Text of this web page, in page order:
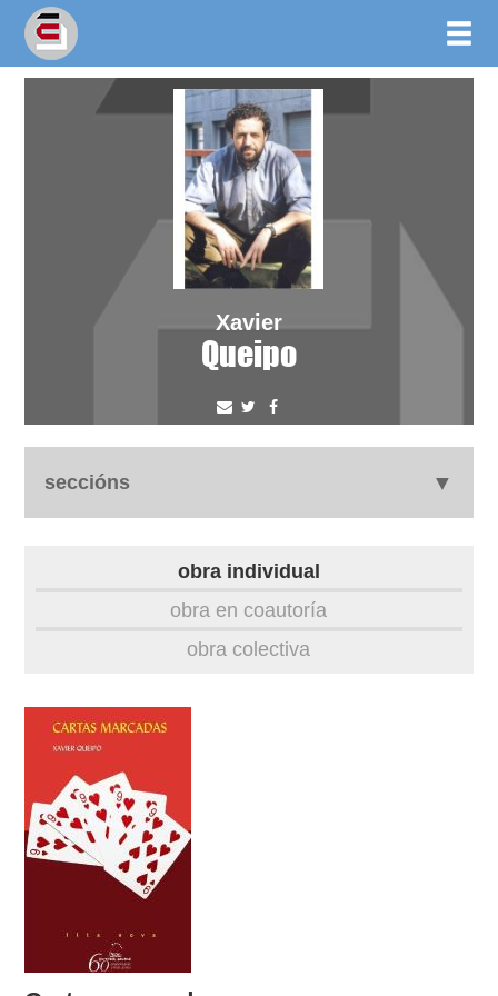
Xavier
Queipo
seccións
videoteca
outros docs
obra individual
obra en coautoría
obra colectiva